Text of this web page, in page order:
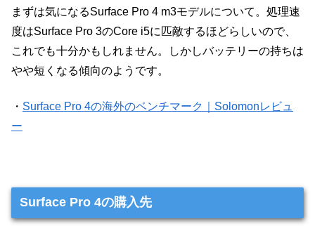
まずは気になるSurface Pro 4 m3モデルについて。処理速
度はSurface Pro 3のCore i5に匹敵するほどらしいので、
これでも十分かもしれません。しかしバッテリーの持ちは
やや短くなる傾向のようです。
・ Surface Pro 4の海外のベンチマーク｜Solomonレビュ
ー
Surface Pro 4の購入先